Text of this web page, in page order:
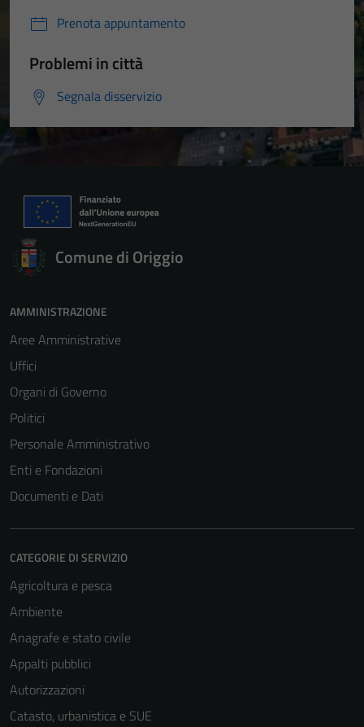
Prenota appuntamento
Problemi in città
Segnala disservizio
Comune di Origgio
AMMINISTRAZIONE
Aree Amministrative
Uffici
Organi di Governo
Politici
Personale Amministrativo
Enti e Fondazioni
Documenti e Dati
CATEGORIE DI SERVIZIO
Agricoltura e pesca
Ambiente
Anagrafe e stato civile
Appalti pubblici
Autorizzazioni
Catasto, urbanistica e SUE